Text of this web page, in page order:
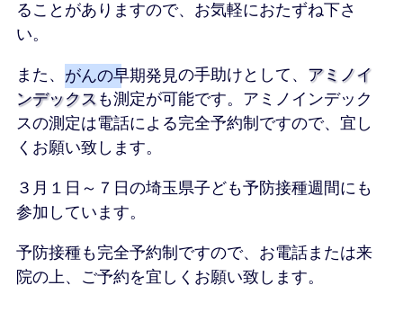
ることがありますので、お気軽におたずね下さ
い。
また、 がんの早期発見の手助けとして、 アミノイ
ンデックス も測定が可能です。アミノインデック
スの測定は電話による完全予約制ですので、宜し
くお願い致します。
３月１日～７日の埼玉県子ども予防接種週間にも
参加しています。
予防接種も完全予約制ですので、お電話または来
院の上、ご予約を宜しくお願い致します。